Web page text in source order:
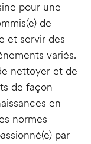
pour une
de
et servir des
variés.
nettoyer et de
de façon
en
normes
par